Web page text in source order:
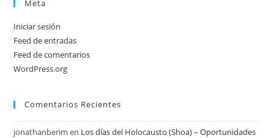
Meta
Iniciar sesión
Feed de entradas
Feed de comentarios
WordPress.org
Comentarios Recientes
jonathanberim en Los días del Holocausto (Shoa) – Oportunidades